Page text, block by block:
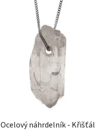
Ocelový náhrdelník - Křišťál